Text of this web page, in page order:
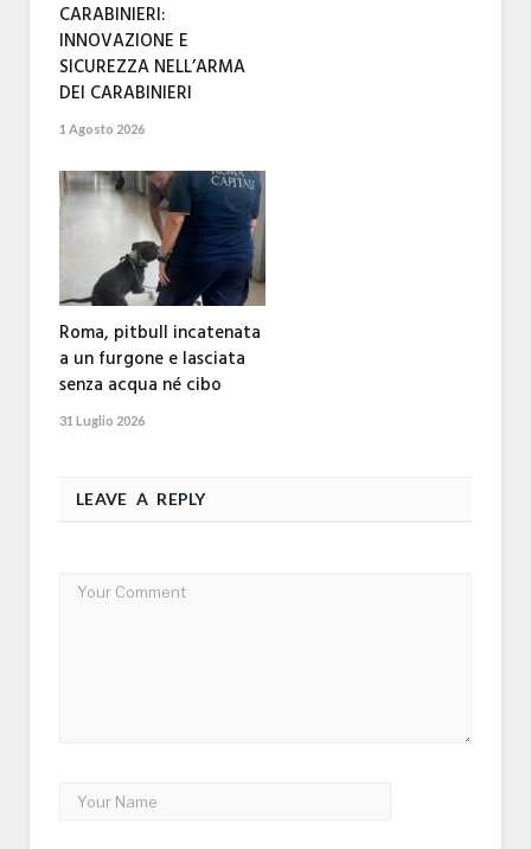
CARABINIERI:
INNOVAZIONE E
SICUREZZA NELL’ARMA
DEI CARABINIERI
1 Agosto 2026
Roma, pitbull incatenata
a un furgone e lasciata
senza acqua né cibo
31 Luglio 2026
LEAVE A REPLY